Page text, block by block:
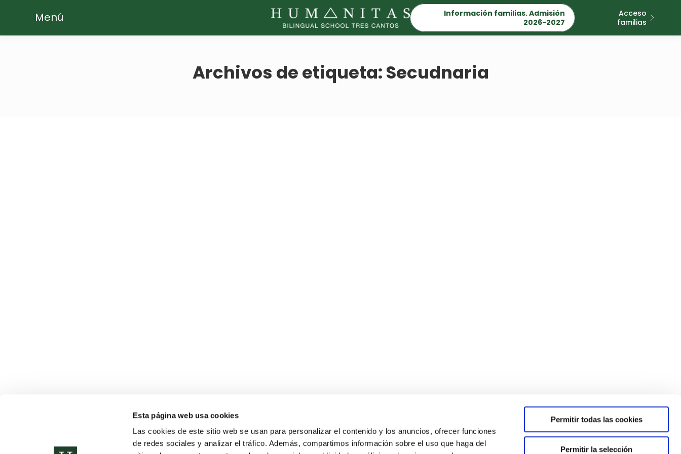
Esta página web usa cookies
Las cookies de este sitio web se usan para personalizar el contenido y los anuncios, ofrecer funciones
de redes sociales y analizar el tráfico. Además, compartimos información sobre el uso que haga del
Permitir todas las cookies
Permitir la selección
Menú
Información familias. Admisión
2026-2027
Acceso
familias
Archivos de etiqueta:Secudnaria
Simposio ‘Juventud, Europa y el Futuro’: Reflexionando sobre el papel de la UE
Colegio Humanitas Tres Cantos 30 de enero de 2025
Humanitas Bilingual School Tres Cantos ha organizado el simposio «Juventud, Europa y el Futuro», una oportunidad única para que los estudiantes dialogaran con